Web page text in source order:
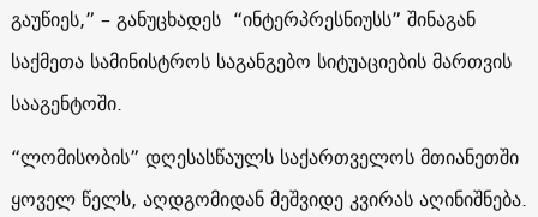
გაუწიეს,” – განუცხადეს “ინტერპრესნიუსს” შინაგან
საქმეთა სამინისტროს საგანგებო სიტუაციების მართვის
სააგენტოში.
“ლომისობის” დღესასწაულს საქართველოს მთიანეთში
ყოველ წელს, აღდგომიდან მეშვიდე კვირას აღინიშნება.